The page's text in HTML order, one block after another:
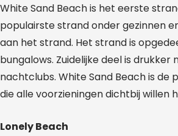
White Sand Beach is het eerste
populairste strand onder gezinnen
aan het strand. Het strand is
bungalows. Zuidelijke deel is
nachtclubs. White Sand Beach is
die alle voorzieningen dichtbij willen
Lonely Beach